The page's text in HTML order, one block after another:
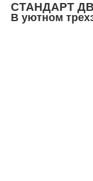
СТАНДАРТ
В уютном